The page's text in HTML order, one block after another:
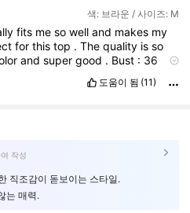
색: 브라운 / 사이즈: M
fits me so well and makes my
forthistop .Thequality isso
andsupergood . Bust : 36
도움이 됨 (11)
작성
직조감이 돋보이는 스타일.
는 매력.